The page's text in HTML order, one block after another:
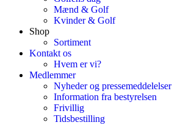
Mænd & Golf
Kvinder & Golf
Shop
Sortiment
Kontakt os
Hvem er vi?
Medlemmer
Nyheder og pressemeddelelser
Information fra bestyrelsen
Frivillig
Tidsbestilling